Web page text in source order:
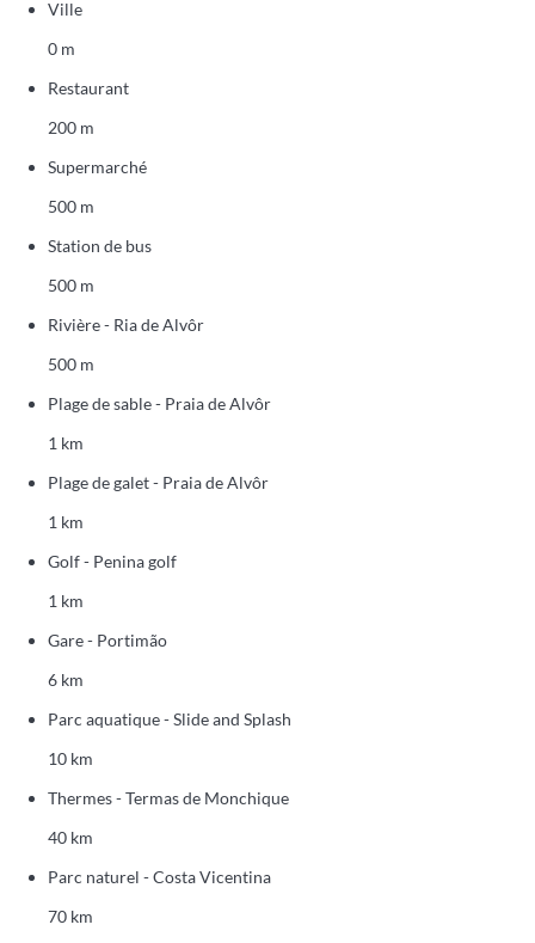
Ville
0 m
Restaurant
200 m
Supermarché
500 m
Station de bus
500 m
Rivière - Ria de Alvôr
500 m
Plage de sable - Praia de Alvôr
1 km
Plage de galet - Praia de Alvôr
1 km
Golf - Penina golf
1 km
Gare - Portimão
6 km
Parc aquatique - Slide and Splash
10 km
Thermes - Termas de Monchique
40 km
Parc naturel - Costa Vicentina
70 km